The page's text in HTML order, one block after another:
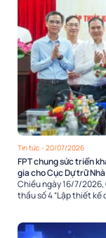
Tin tức - 20/07/2026
FPT chung sức triển
gia cho Cục Dự trữ
Chiều ngày 16/7/2026,
thầu số 4 “Lập thiết